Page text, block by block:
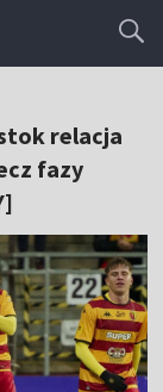
relacja
fazy